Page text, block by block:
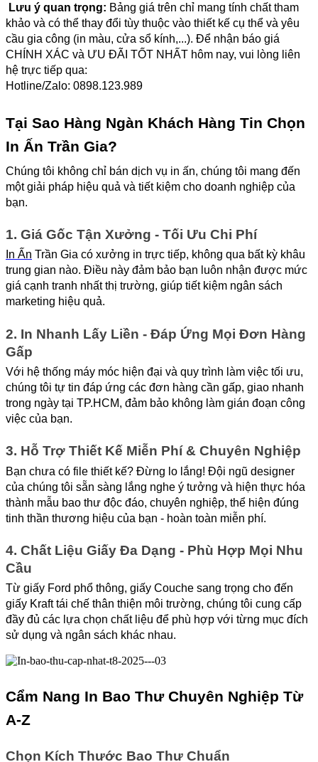
Lưu ý quan trọng: Bảng giá trên chỉ mang tính chất tham
khảo và có thể thay đổi tùy thuộc vào thiết kế cụ thể và yêu
cầu gia công (in màu, cửa sổ kính,...). Để nhận báo giá
CHÍNH XÁC và ƯU ĐÃI TỐT NHẤT hôm nay, vui lòng liên
hệ trực tiếp qua:
Hotline/Zalo: 0898.123.989
Tại Sao Hàng Ngàn Khách Hàng Tin Chọn
In Ấn Trần Gia?
Chúng tôi không chỉ bán dịch vụ in ấn, chúng tôi mang đến
một giải pháp hiệu quả và tiết kiệm cho doanh nghiệp của
bạn.
1. Giá Gốc Tận Xưởng - Tối Ưu Chi Phí
In Ấn Trần Gia có xưởng in trực tiếp, không qua bất kỳ khâu
trung gian nào. Điều này đảm bảo bạn luôn nhận được mức
giá cạnh tranh nhất thị trường, giúp tiết kiệm ngân sách
marketing hiệu quả.
2. In Nhanh Lấy Liền - Đáp Ứng Mọi Đơn Hàng
Gấp
Với hệ thống máy móc hiện đại và quy trình làm việc tối ưu,
chúng tôi tự tin đáp ứng các đơn hàng cần gấp, giao nhanh
trong ngày tại TP.HCM, đảm bảo không làm gián đoạn công
việc của bạn.
3. Hỗ Trợ Thiết Kế Miễn Phí & Chuyên Nghiệp
Bạn chưa có file thiết kế? Đừng lo lắng! Đội ngũ designer
của chúng tôi sẵn sàng lắng nghe ý tưởng và hiện thực hóa
thành mẫu bao thư độc đáo, chuyên nghiệp, thể hiện đúng
tinh thần thương hiệu của bạn - hoàn toàn miễn phí.
4. Chất Liệu Giấy Đa Dạng - Phù Hợp Mọi Nhu
Cầu
Từ giấy Ford phổ thông, giấy Couche sang trọng cho đến
giấy Kraft tái chế thân thiện môi trường, chúng tôi cung cấp
đầy đủ các lựa chọn chất liệu để phù hợp với từng mục đích
sử dụng và ngân sách khác nhau.
Cẩm Nang In Bao Thư Chuyên Nghiệp Từ
A-Z
Chọn Kích Thước Bao Thư Chuẩn